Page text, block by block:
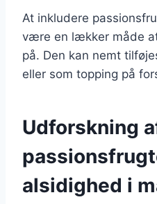
At inkludere
være en lækker måde
på. Den kan nemt
eller som topping på
Udforskning
alsidighed i